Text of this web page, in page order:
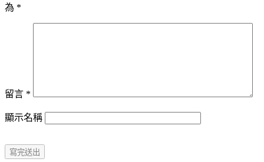
為 *
留言 *
顯示名稱